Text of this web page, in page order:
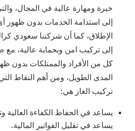
خبرة ومهارة عالية في المجال،
إلى استدامة الخدمات بدون
الإطلاق، كما أن شركتنا سعودي
إلى تركيب امن وبحماية عالية،
كل من الأفراد والممتلكات بدون
المدى الطويل، ومن أهم النقاط
تركيب الغاز هي:
يساعد في الحفاظ الكفاءة العالية
يساعد في تقليل الفواتير المالية.